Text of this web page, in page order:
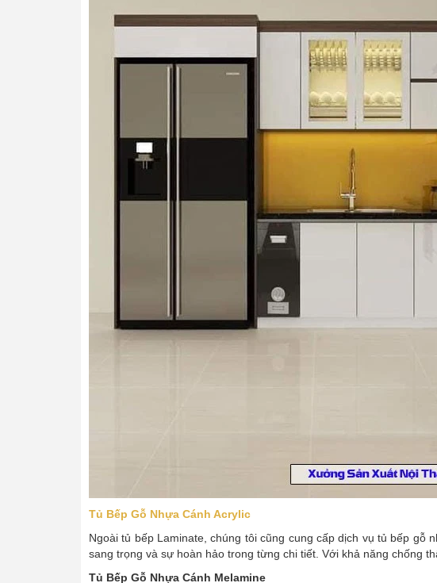
Tủ Bếp Gỗ Nhựa Cánh Acrylic
Ngoài tủ bếp Laminate, chúng tôi cũng cung cấp dịch vụ tủ bếp
sang trọng và sự hoàn hảo trong từng chi tiết. Với khả năng chống
Tủ Bếp Gỗ Nhựa Cánh Melamine